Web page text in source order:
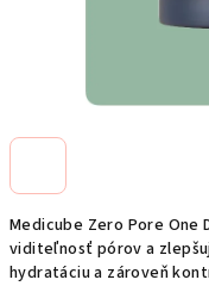
Medicube Zero Pore One
viditeľnosť pórov a
hydratáciu a zároveň